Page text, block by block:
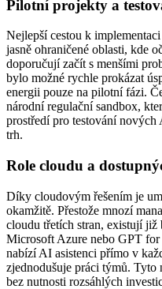
Pilotní projekty a
Nejlepší cestou k
jasně ohraničené oblasti, kde
doporučují začít s menšími
bylo možné rychle prokázat
energii pouze na pilotní fázi.
národní regulační sandbox,
prostředí pro testování
trh.
Role cloudu a
Díky cloudovým řešením je
okamžitě. Přestože mnozí
cloudu třetích stran, existují již
Microsoft Azure nebo GPT
nabízí AI asistenci přímo v
zjednodušuje práci týmů.
bez nutnosti rozsáhlých